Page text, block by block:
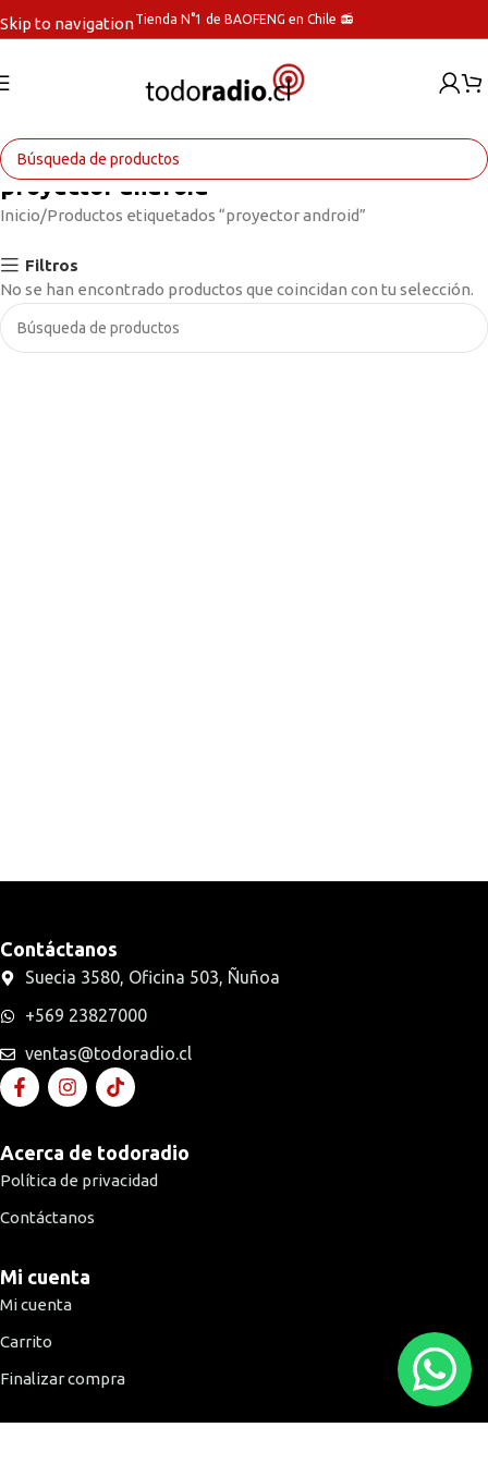
Skip to navigationTienda N°1 de BAOFENG en Chile 📻
proyector android
Inicio Productos etiquetados “proyector android”
Filtros
No se han encontrado productos que coincidan con tu selección.
Contáctanos
Suecia 3580, Oficina 503, Ñuñoa
+569 23827000
ventas@todoradio.cl
Acerca de todoradio
Política de privacidad
Contáctanos
Mi cuenta
Mi cuenta
Carrito
Finalizar compra